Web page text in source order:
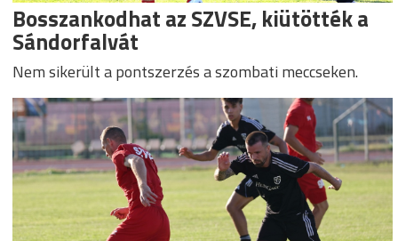
Bosszankodhat az SZVSE, kiütötték a
Sándorfalvát
Nem sikerült a pontszerzés a szombati meccseken.